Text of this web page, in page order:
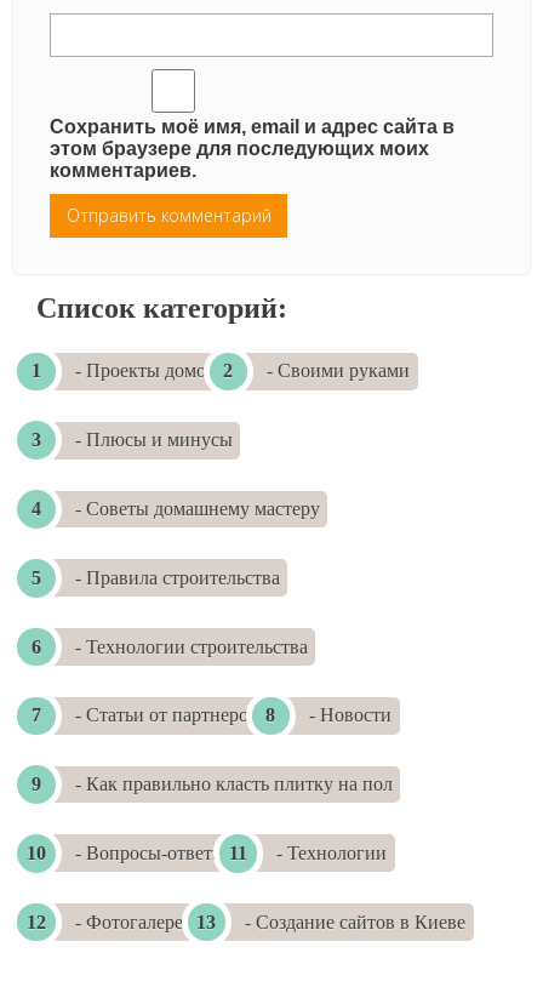
Сохранить моё имя, email и адрес сайта в
этом браузере для последующих моих
комментариев.
Список категорий:
- Проекты домов - Своими руками
- Плюсы и минусы
- Советы домашнему мастеру
- Правила строительства
- Технологии строительства
- Статьи от партнеров - Новости
- Как правильно класть плитку на пол
- Вопросы-ответы - Технологии
- Фотогалереи - Создание сайтов в Киеве